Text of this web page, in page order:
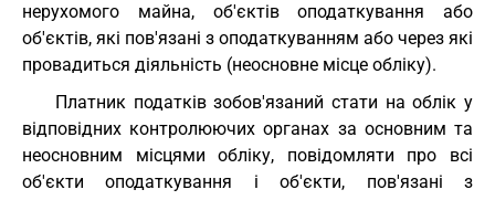
нерухомого майна, об'єктів оподаткування або
об'єктів, які пов'язані з оподаткуванням або через які
провадиться діяльність (неосновне місце обліку).
Платник податків зобов'язаний стати на облік у
відповідних контролюючих органах за основним та
неосновним місцями обліку, повідомляти про всі
об'єкти оподаткування і об'єкти, пов'язані з